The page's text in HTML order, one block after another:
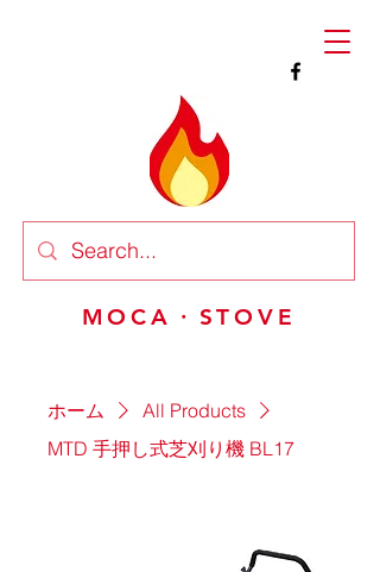
MOCA・STOVE
ホーム
All Products
MTD 手押し式芝刈り機 BL17